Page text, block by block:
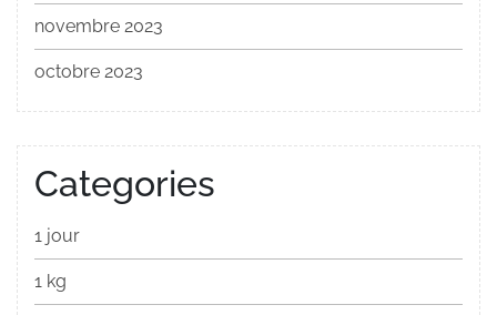
novembre 2023
octobre 2023
Categories
1 jour
1 kg